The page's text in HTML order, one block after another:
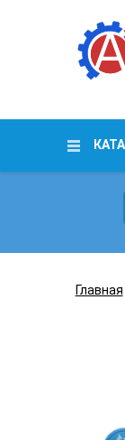
Главная